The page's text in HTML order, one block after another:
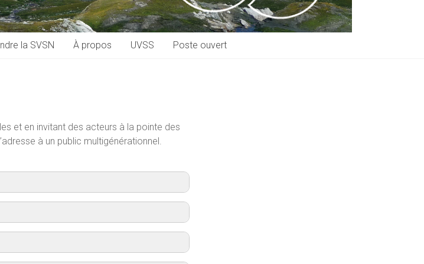
la SVSN À propos UVSS Poste ouvert
et en invitant des acteurs à la pointe des
à un public multigénérationnel.